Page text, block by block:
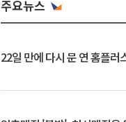
주요뉴스
22일 만에 다시 문 연 홈플